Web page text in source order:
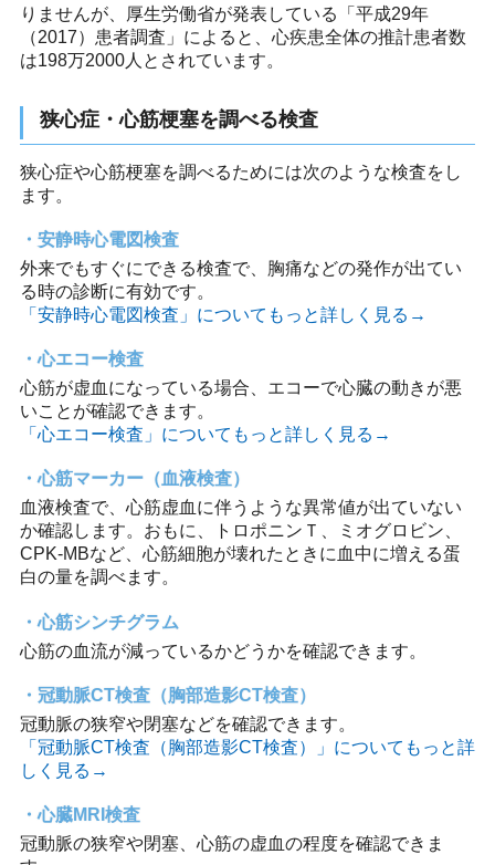
りませんが、厚生労働省が発表している「平成29年
（2017）患者調査」によると、心疾患全体の推計患者数
は198万2000人とされています。
狭心症・心筋梗塞を調べる検査
狭心症や心筋梗塞を調べるためには次のような検査をし
ます。
安静時心電図検査
外来でもすぐにできる検査で、胸痛などの発作が出てい
る時の診断に有効です。
「安静時心電図検査」についてもっと詳しく見る→
心エコー検査
心筋が虚血になっている場合、エコーで心臓の動きが悪
いことが確認できます。
「心エコー検査」についてもっと詳しく見る→
心筋マーカー（血液検査）
血液検査で、心筋虚血に伴うような異常値が出ていない
か確認します。おもに、トロポニンＴ、ミオグロビン、
CPK-MBなど、心筋細胞が壊れたときに血中に増える蛋
白の量を調べます。
心筋シンチグラム
心筋の血流が減っているかどうかを確認できます。
冠動脈CT検査（胸部造影CT検査）
冠動脈の狭窄や閉塞などを確認できます。
「冠動脈CT検査（胸部造影CT検査）」についてもっと詳
しく見る→
心臓MRI検査
冠動脈の狭窄や閉塞、心筋の虚血の程度を確認できま